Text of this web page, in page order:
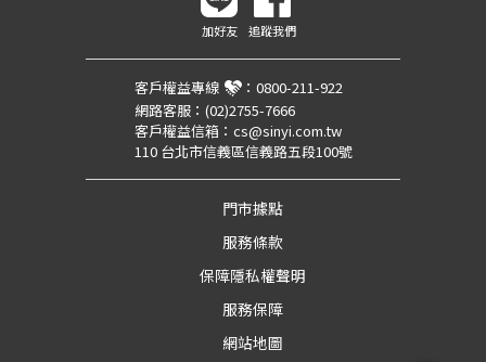
加好友 追蹤我們
客戶權益專線 ： 0800-211-922
網路客服： (02)2755-7666
客戶權益信箱： cs@sinyi.com.tw
110 台北市信義區信義路五段100號
門市據點
服務條款
保障隱私權聲明
服務保障
網站地圖